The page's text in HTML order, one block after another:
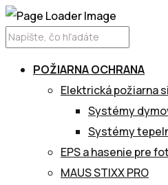
POŽIARNA OCHRANA
Elektrická požiarna
Systémy
Systémy
EPS a hasenie pre
MAUS STIXX PRO